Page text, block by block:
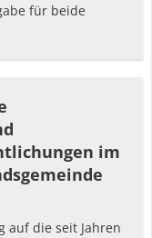
für beide
im
auf die seit Jahren